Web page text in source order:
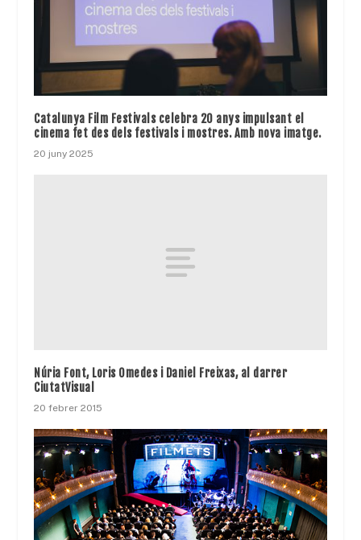
Catalunya Film Festivals celebra 20 anys impulsant el
cinema fet des dels festivals i mostres. Amb nova imatge.
20 juny 2025
Núria Font, Loris Omedes i Daniel Freixas, al darrer
CiutatVisual
20 febrer 2015